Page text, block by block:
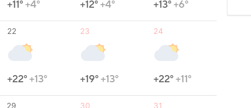
+11°+4° +12°+4° +13°+6°
22
+22°+13°
23
+19°+13°
24
+22°+11°
29 30 31